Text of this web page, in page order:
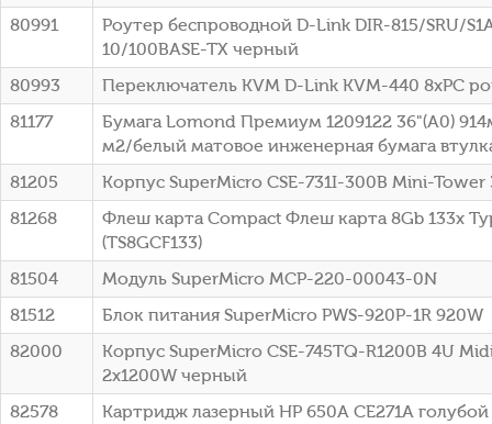
80991
Роутер беспроводной D-Link DIR-815/SRU/
10/100BASE-TX черный
80993
Переключатель KVM D-Link KVM-440 8xPC
81177
Бумага Lomond Премиум 1209122 36"(A0)
м2/белый матовое инженерная бумага
81205
Корпус SuperMicro CSE-731I-300B Mini-Tower
81268
Флеш карта Compact Флеш карта 8Gb 133x
(TS8GCF133)
81504
Модуль SuperMicro MCP-220-00043-0N
81512
Блок питания SuperMicro PWS-920P-1R 920W
82000
Корпус SuperMicro CSE-745TQ-R1200B 4U
2x1200W черный
82578
Картридж лазерный HP 650A CE271A голубой